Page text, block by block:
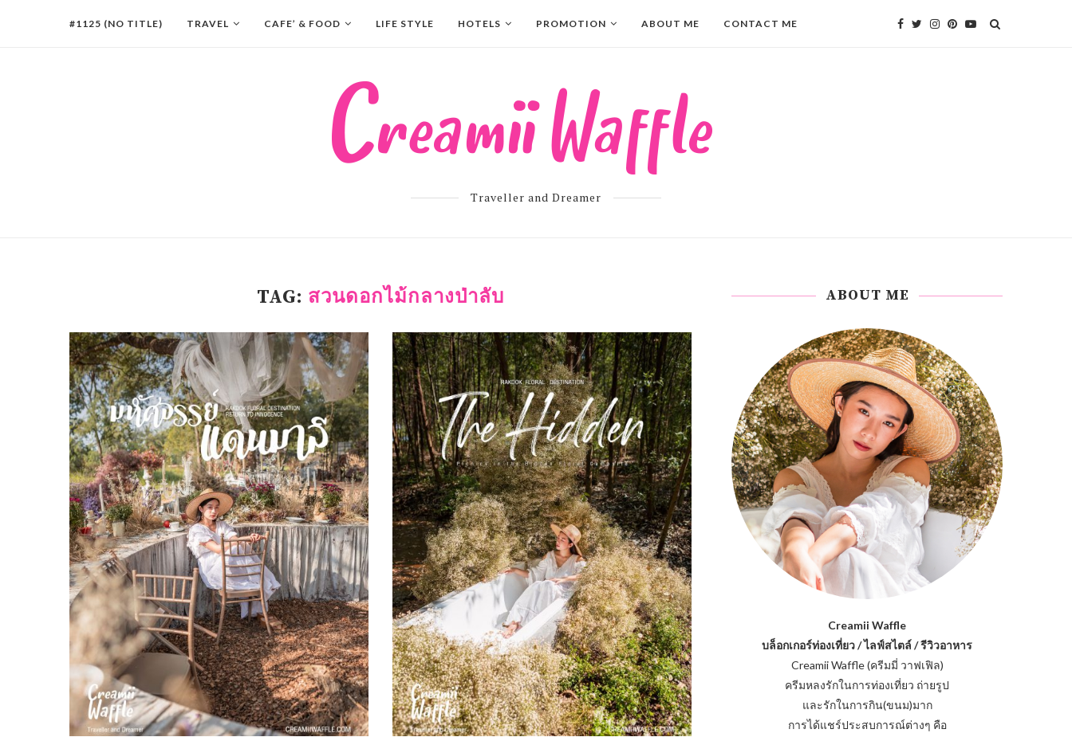
#1125 (NO TITLE) TRAVEL CAFE’ & FOOD LIFE STYLE HOTELS PROMOTION ABOUT ME CONTACT ME
Traveller and Dreamer
TAG: สวนดอกไม้กลางป่าลับ ABOUT ME
Creamii Waffle
บล็อกเกอร์ท่องเที่ยว / ไลฟ์สไตล์ / รีวิวอาหาร
Creamii Waffle (ครีมมี่ วาฟเฟิล)
ครีมหลงรักในการท่องเที่ยว ถ่ายรูป
และรักในการกิน(ขนม)มาก
การได้แชร์ประสบการณ์ต่างๆ คือ